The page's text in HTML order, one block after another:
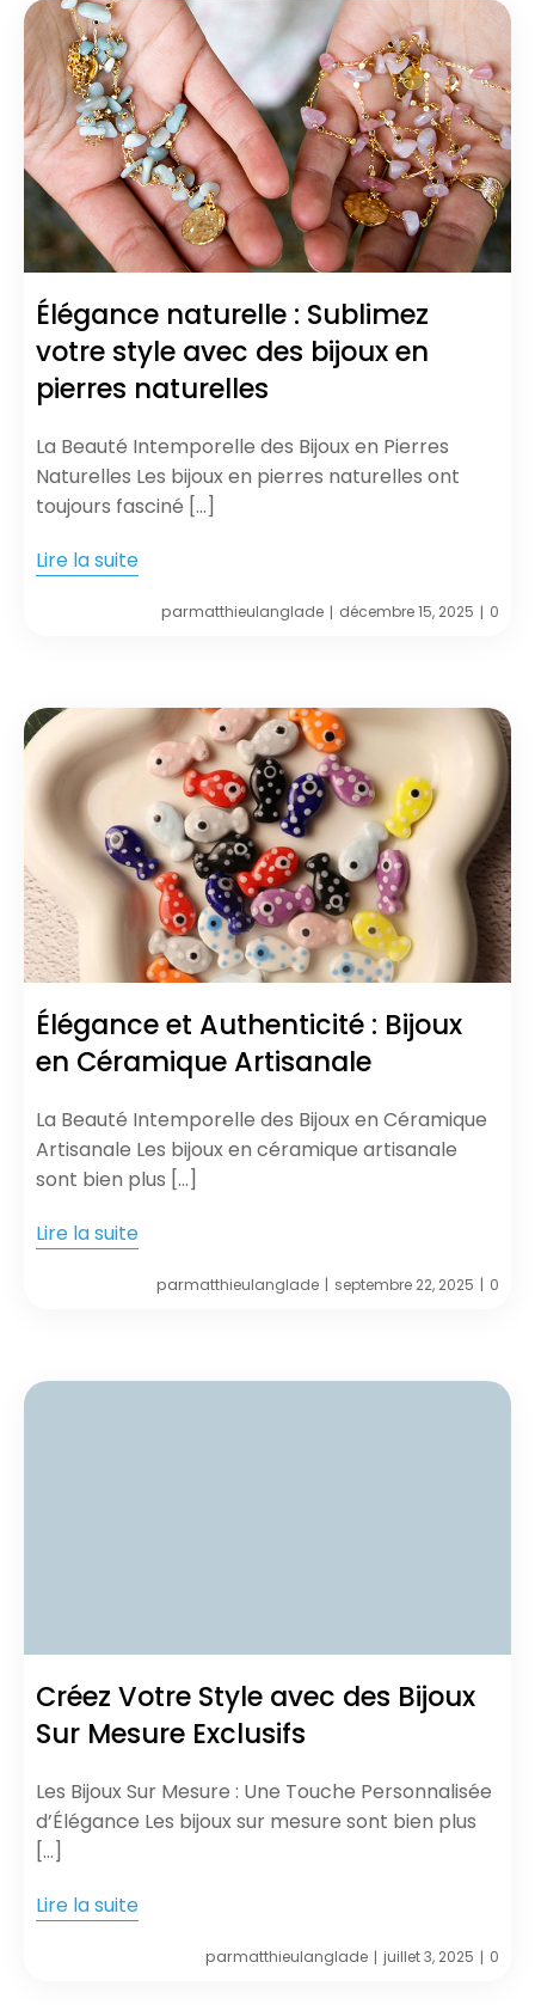
Élégance naturelle : Sublimez
votre style avec des bijoux en
pierres naturelles
La Beauté Intemporelle des Bijoux en Pierres
Naturelles Les bijoux en pierres naturelles ont
toujours fasciné […]
Lire la suite
parmatthieulanglade | décembre 15, 2025 | 0
Élégance et Authenticité : Bijoux
en Céramique Artisanale
La Beauté Intemporelle des Bijoux en Céramique
Artisanale Les bijoux en céramique artisanale
sont bien plus […]
Lire la suite
parmatthieulanglade | septembre 22, 2025 | 0
Créez Votre Style avec des Bijoux
Sur Mesure Exclusifs
Les Bijoux Sur Mesure : Une Touche Personnalisée
d’Élégance Les bijoux sur mesure sont bien plus
[…]
Lire la suite
parmatthieulanglade | juillet 3, 2025 | 0